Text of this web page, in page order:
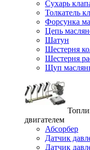
Сухарь
Толкатель
Форсунка
Цепь
Шатун
Шестерня
Шестерня
Щуп
двигателем
Абсорбер
Датчик
Датчик